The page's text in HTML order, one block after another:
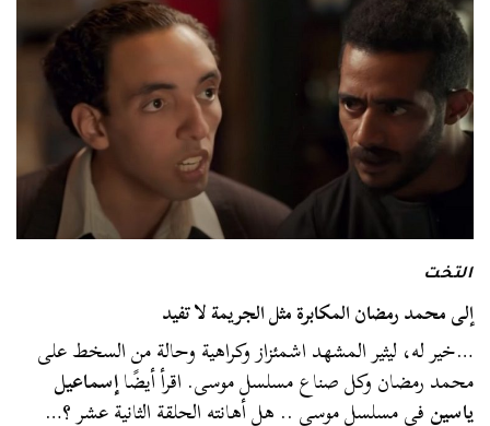
التخت
إلى محمد رمضان المكابرة مثل الجريمة لا تفيد
…خير له، ليثير المشهد اشمئزاز وكراهية وحالة من السخط على
محمد رمضان وكل صناع مسلسل موسى. اقرأ أيضًاإسماعيل
ياسينفي مسلسل موسى .. هل أهانته الحلقة الثانية عشر ؟…